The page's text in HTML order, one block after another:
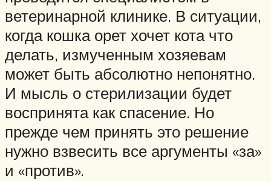
ветеринарной клинике. В ситуации,
когда кошка орет хочет кота что
делать, измученным хозяевам
может быть абсолютно непонятно.
И мысль о стерилизации будет
воспринята как спасение. Но
прежде чем принять это решение
нужно взвесить все аргументы «за»
и «против».